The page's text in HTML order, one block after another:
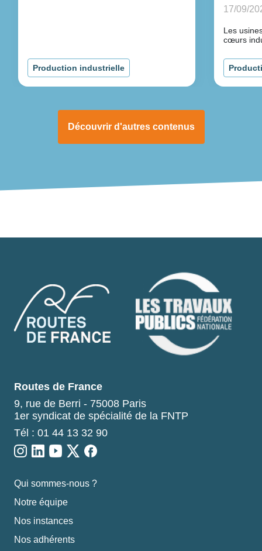
Production industrielle
17/09/
Les
cœurs
Découvrir d'autres contenus
Routes de France
9, rue de Berri - 75008 Paris
1er syndicat de spécialité de la FNTP
Tél : 01 44 13 32 90
Qui sommes-nous ?
Notre équipe
Nos instances
Nos adhérents